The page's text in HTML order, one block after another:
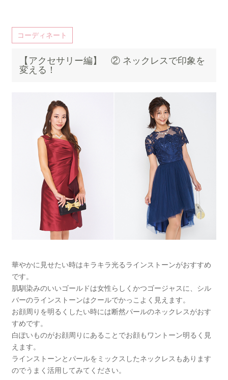
コーディネート
【アクセサリー編】 ② ネックレスで印象を
変える！
華やかに見せたい時はキラキラ光るラインストーンがおすすめ
です。
肌馴染みのいいゴールドは女性らしくかつゴージャスに、シル
バーのラインストーンはクールでかっこよく見えます。
お顔周りを明るくしたい時には断然パールのネックレスがおす
すめです。
白ぽいものがお顔周りにあることでお顔もワントーン明るく見
えます。
ラインストーンとパールをミックスしたネックレスもあります
のでうまく活用してみてください。